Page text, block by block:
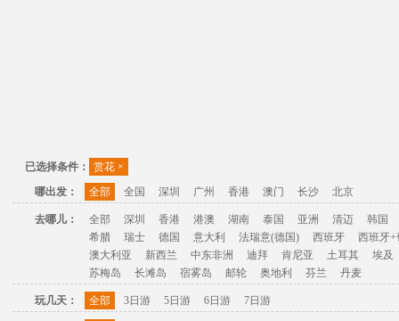
已选择条件： 赏花 ×
哪出发：
全部 全国 深圳 广州 香港 澳门 长沙 北京
去哪儿： 全部 深圳 香港 港澳 湖南 泰国 亚洲 清迈
韩国
希腊
瑞士 德国 意大利 法瑞意(德国) 西班牙
西班牙+
澳大利亚
新西兰 中东非洲 迪拜 肯尼亚 土耳其
埃及
苏梅岛
长滩岛 宿雾岛 邮轮 奥地利 芬兰 丹麦
玩几天： 全部 3日游 5日游 6日游 7日游